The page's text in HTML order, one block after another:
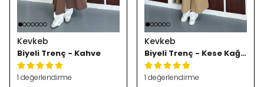
Kevkeb
Biyeli Trenç - Kahve
1 değerlendirme
Kevkeb
Biyeli Trenç - Kese Kağıdı
1 değerlendirme